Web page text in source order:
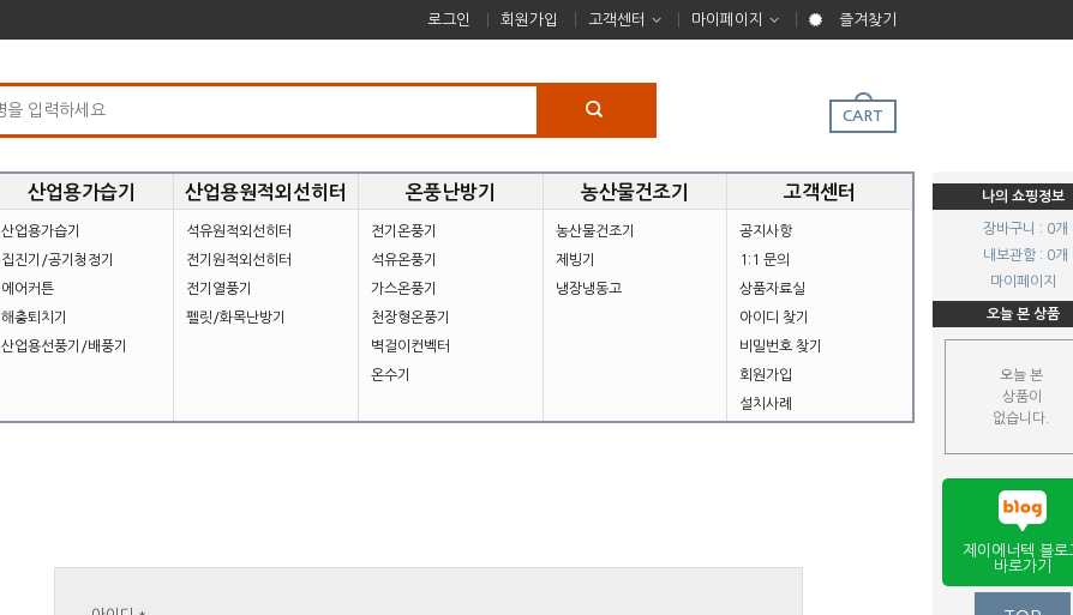
로그인 회원가입 고객센터 마이페이지 즐겨찾기
CART
나의 쇼핑정보
장바구니 : 0개
내보관함 : 0개
마이페이지
오늘 본 상품
오늘 본
상품이
없습니다.
제이에너텍 블로
바로가기
산업용가습기
산업용가습기
집진기/공기청정기
에어커튼
해충퇴치기
산업용선풍기/배풍기
산업용원적외선히터
석유원적외선히터
전기원적외선히터
전기열풍기
펠릿/화목난방기
온풍난방기
전기온풍기
석유온풍기
가스온풍기
천장형온풍기
벽걸이컨벡터
온수기
농산물건조기
농산물건조기
제빙기
냉장냉동고
고객센터
공지사항
1:1 문의
상품자료실
아이디 찾기
비밀번호 찾기
회원가입
설치사례